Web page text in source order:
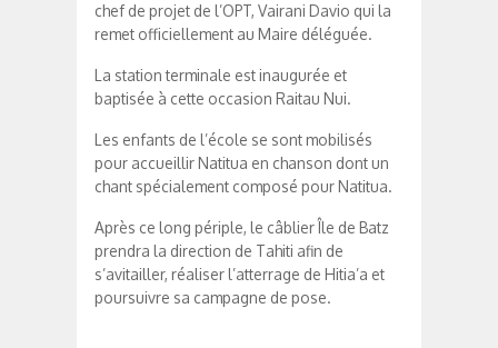
chef de projet de l’OPT, Vairani Davio qui la
remet officiellement au Maire déléguée.
La station terminale est inaugurée et
baptisée à cette occasion Raitau Nui.
Les enfants de l’école se sont mobilisés
pour accueillir Natitua en chanson dont un
chant spécialement composé pour Natitua.
Après ce long périple, le câblier Île de Batz
prendra la direction de Tahiti afin de
s’avitailler, réaliser l’atterrage de Hitia’a et
poursuivre sa campagne de pose.